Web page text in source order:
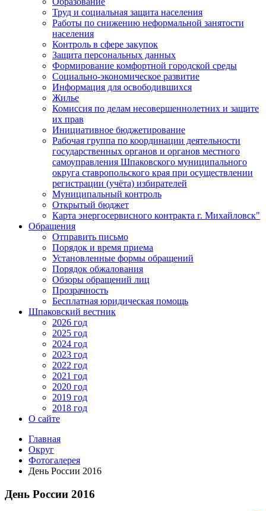
Труд и социальная защита населения
Работы по снижению неформальной занятости
населения
Контроль в сфере закупок
Защита персональных данных
Формирование комфортной городской среды
Социально-экономическое развитие
Информация для освободившихся
Жилье
Комиссия по делам несовершеннолетних и защите
их прав
Инициативное бюджетирование
Рабочая группа по координации деятельности
государственных органов и органов местного
самоуправления Шпаковского муниципального
округа ставропольского края при осуществлении
регистрации (учёта) избирателей
Муниципальный контроль
Открытый бюджет
Карта энергосервисного контракта г. Михайловск"
Обращения
Отправить письмо
Порядок и время приема
Установленные формы обращений
Порядок обжалования
Обзоры обращений лиц
Прозрачность
Бесплатная юридическая помощь
Шпаковский вестник
2026 год
2025 год
2024 год
2023 год
2022 год
2021 год
2020 год
2019 год
2018 год
О сайте
Главная
Округ
Фотогалерея
День России 2016
День России 2016